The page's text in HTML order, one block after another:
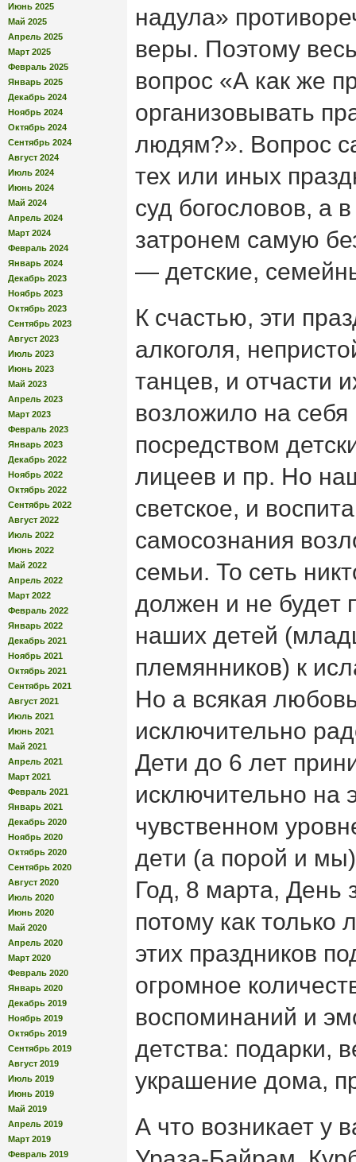
Июнь 2025
Май 2025
Апрель 2025
Март 2025
Февраль 2025
Январь 2025
Декабрь 2024
Ноябрь 2024
Октябрь 2024
Сентябрь 2024
Август 2024
Июль 2024
Июнь 2024
Май 2024
Апрель 2024
Март 2024
Февраль 2024
Январь 2024
Декабрь 2023
Ноябрь 2023
Октябрь 2023
Сентябрь 2023
Август 2023
Июль 2023
Июнь 2023
Май 2023
Апрель 2023
Март 2023
Февраль 2023
Январь 2023
Декабрь 2022
Ноябрь 2022
Октябрь 2022
Сентябрь 2022
Август 2022
Июль 2022
Июнь 2022
Май 2022
Апрель 2022
Март 2022
Февраль 2022
Январь 2022
Декабрь 2021
Ноябрь 2021
Октябрь 2021
Сентябрь 2021
Август 2021
Июль 2021
Июнь 2021
Май 2021
Апрель 2021
Март 2021
Февраль 2021
Январь 2021
Декабрь 2020
Ноябрь 2020
Октябрь 2020
Сентябрь 2020
Август 2020
Июль 2020
Июнь 2020
Май 2020
Апрель 2020
Март 2020
Февраль 2020
Январь 2020
Декабрь 2019
Ноябрь 2019
Октябрь 2019
Сентябрь 2019
Август 2019
Июль 2019
Июнь 2019
Май 2019
Апрель 2019
Март 2019
Февраль 2019
надула»
веры. Поэтому
вопрос «А как же
организовывать
людям?». Вопрос
тех или иных
суд богословов, а
затронем самую
— детские,
К счастью, эти
алкоголя,
танцев, и отчасти
возложило на себя
посредством
лицеев и пр. Но
светское, и
самосознания
семьи. То сеть
должен и не будет
наших детей
племянников) к
Но а всякая
исключительно
Дети до 6 лет
исключительно на
чувственном
дети (а порой и
Год, 8 марта, День
потому как
этих праздников
огромное
воспоминаний и
детства: подарки,
украшение дома,
А что возникает у